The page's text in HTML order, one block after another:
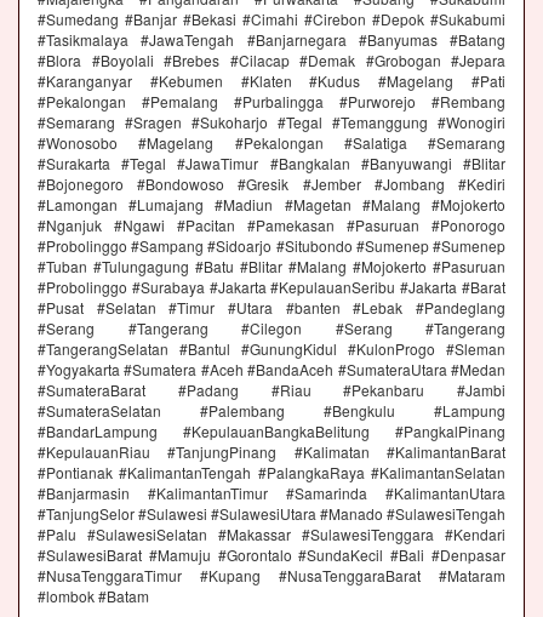
#Sumedang #Banjar #Bekasi #Cimahi #Cirebon #Depok #Sukabumi
#Tasikmalaya #JawaTengah #Banjarnegara #Banyumas #Batang
#Blora #Boyolali #Brebes #Cilacap #Demak #Grobogan #Jepara
#Karanganyar #Kebumen #Klaten #Kudus #Magelang #Pati
#Pekalongan #Pemalang #Purbalingga #Purworejo #Rembang
#Semarang #Sragen #Sukoharjo #Tegal #Temanggung #Wonogiri
#Wonosobo #Magelang #Pekalongan #Salatiga #Semarang
#Surakarta #Tegal #JawaTimur #Bangkalan #Banyuwangi #Blitar
#Bojonegoro #Bondowoso #Gresik #Jember #Jombang #Kediri
#Lamongan #Lumajang #Madiun #Magetan #Malang #Mojokerto
#Nganjuk #Ngawi #Pacitan #Pamekasan #Pasuruan #Ponorogo
#Probolinggo #Sampang #Sidoarjo #Situbondo #Sumenep #Sumenep
#Tuban #Tulungagung #Batu #Blitar #Malang #Mojokerto #Pasuruan
#Probolinggo #Surabaya #Jakarta #KepulauanSeribu #Jakarta #Barat
#Pusat #Selatan #Timur #Utara #banten #Lebak #Pandeglang
#Serang #Tangerang #Cilegon #Serang #Tangerang
#TangerangSelatan #Bantul #GunungKidul #KulonProgo #Sleman
#Yogyakarta #Sumatera #Aceh #BandaAceh #SumateraUtara #Medan
#SumateraBarat #Padang #Riau #Pekanbaru #Jambi
#SumateraSelatan #Palembang #Bengkulu #Lampung
#BandarLampung #KepulauanBangkaBelitung #PangkalPinang
#KepulauanRiau #TanjungPinang #Kalimatan #KalimantanBarat
#Pontianak #KalimantanTengah #PalangkaRaya #KalimantanSelatan
#Banjarmasin #KalimantanTimur #Samarinda #KalimantanUtara
#TanjungSelor #Sulawesi #SulawesiUtara #Manado #SulawesiTengah
#Palu #SulawesiSelatan #Makassar #SulawesiTenggara #Kendari
#SulawesiBarat #Mamuju #Gorontalo #SundaKecil #Bali #Denpasar
#NusaTenggaraTimur #Kupang #NusaTenggaraBarat #Mataram
#lombok #Batam